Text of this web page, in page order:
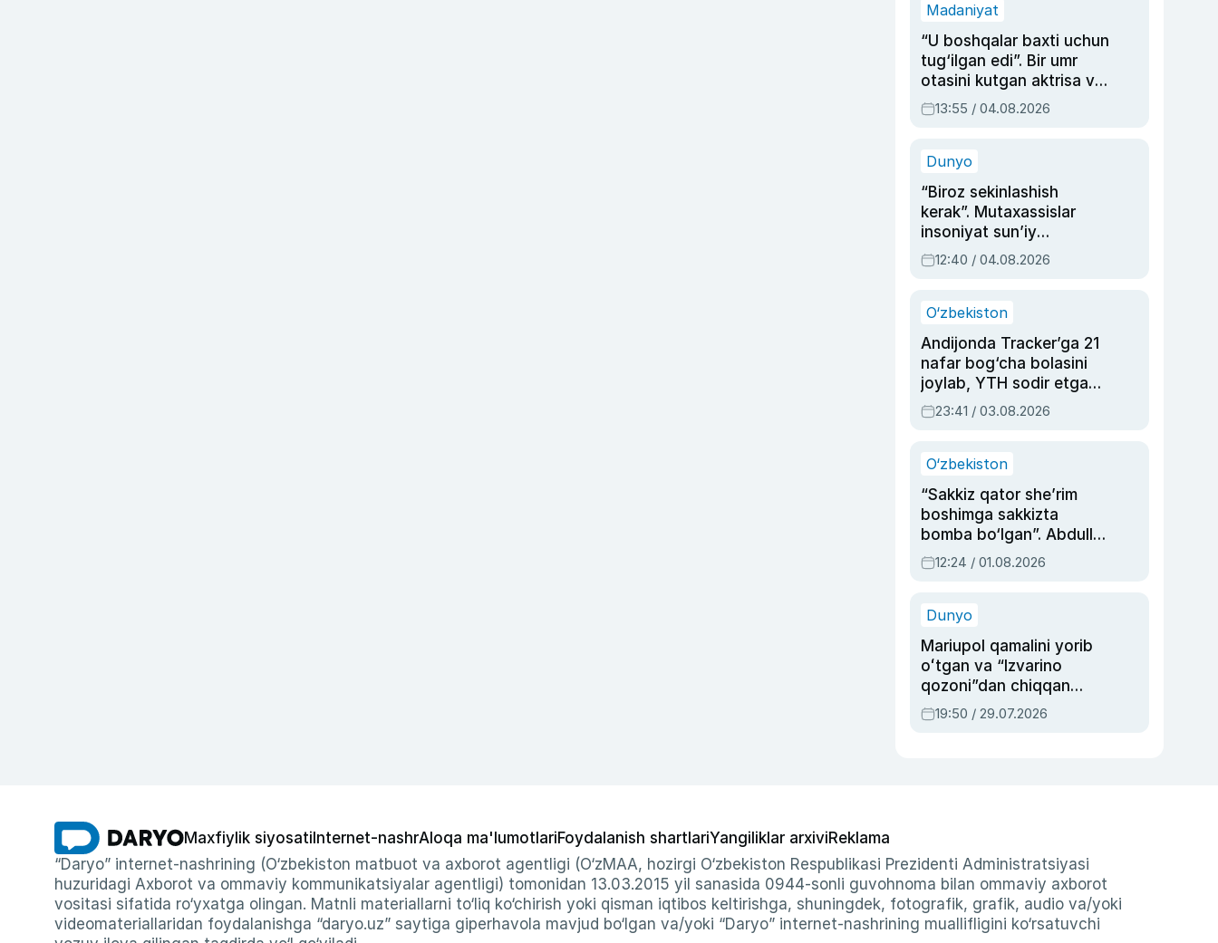
Madaniyat
“U boshqalar baxti uchun
tug‘ilgan edi”. Bir umr
otasini kutgan aktrisa va
dublyaj ustasi Rimma
Ahmedovaning
13:55 / 04.08.2026
Dunyo
“Biroz sekinlashish
kerak”. Mutaxassislar
insoniyat sun’iy
intellektni boshqara
olmay qolishidan xavotir
12:40 / 04.08.2026
O‘zbekiston
Andijonda Tracker’ga 21
nafar bog‘cha bolasini
joylab, YTH sodir etgan
ayolga sud hukmi o‘qildi
23:41 / 03.08.2026
O‘zbekiston
“Sakkiz qator she’rim
boshimga sakkizta
bomba bo‘lgan”. Abdulla
Oripovni siyosiy
ayblovlardan asrab
12:24 / 01.08.2026
Dunyo
Mariupol qamalini yorib
oʻtgan va “Izvarino
qozoni”dan chiqqan
qahramon — Ukraina
armiyasi bosh
19:50 / 29.07.2026
Maxfiylik siyosati Internet-nashrAloqa ma'lumotlariFoydalanish shartlariYangiliklar arxiviReklama
“Daryo” internet-nashrining (O‘zbekiston matbuot va axborot agentligi (O‘zMAA, hozirgi O‘zbekiston Respublikasi Prezidenti Administratsiyasi
huzuridagi Axborot va ommaviy kommunikatsiyalar agentligi) tomonidan 13.03.2015 yil sanasida 0944-sonli guvohnoma bilan ommaviy axborot
vositasi sifatida ro‘yxatga olingan. Matnli materiallarni to‘liq ko‘chirish yoki qisman iqtibos keltirishga, shuningdek, fotografik, grafik, audio va/yoki
videomateriallaridan foydalanishga “daryo.uz” saytiga giperhavola mavjud bo‘lgan va/yoki “Daryo” internet-nashrining muallifligini ko‘rsatuvchi